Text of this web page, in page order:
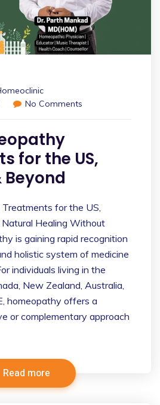
No Comments
for the US,
for the US,
Healing Without
is gaining rapid recognition
holistic system of medicine
individuals living in the
New Zealand, Australia,
homeopathy offers a
or complementary approach
Read more